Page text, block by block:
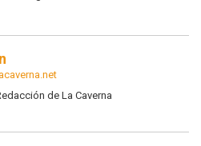
lacaverna.net
de La Caverna